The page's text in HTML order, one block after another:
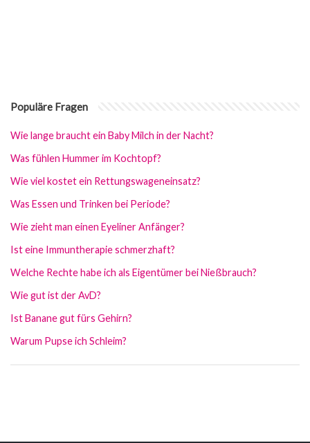
Populäre Fragen
Wie lange braucht ein Baby Milch in der Nacht?
Was fühlen Hummer im Kochtopf?
Wie viel kostet ein Rettungswageneinsatz?
Was Essen und Trinken bei Periode?
Wie zieht man einen Eyeliner Anfänger?
Ist eine Immuntherapie schmerzhaft?
Welche Rechte habe ich als Eigentümer bei Nießbrauch?
Wie gut ist der AvD?
Ist Banane gut fürs Gehirn?
Warum Pupse ich Schleim?